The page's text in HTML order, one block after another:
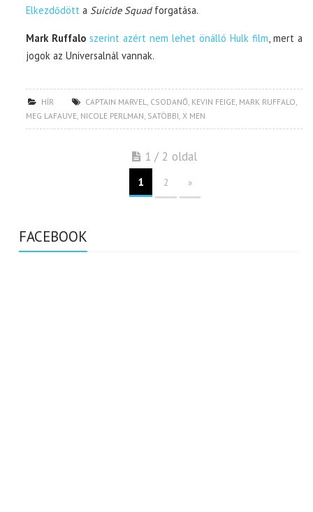
Elkezdődötta Suicide Squadforgatása.
Mark Ruffalo szerint azért nem lehet önálló Hulk film, mert a
jogok az Universalnál vannak.
HÍR CAPTAIN MARVEL, CSODANŐ, KEVIN FEIGE, MARK RUFFALO,
MEG LAFAUVE, NICOLE PERLMAN, SATÖBBI,X MEN
1 / 2 oldal
1 2 »
FACEBOOK